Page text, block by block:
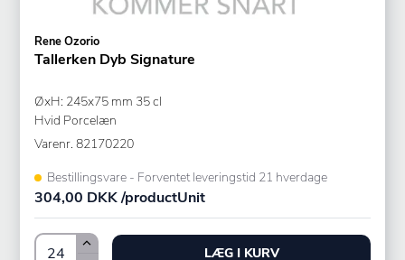
Rene Ozorio
Tallerken Dyb Signature
ØxH: 245x75 mm 35 cl
Hvid Porcelæn
Varenr. 82170220
Bestillingsvare - Forventet leveringstid 21 hverdage
304,00 DKK /productUnit
LÆG I KURV